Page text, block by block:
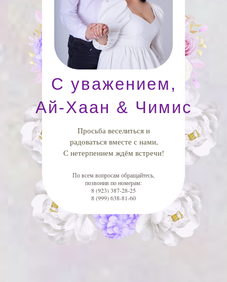
Просьба веселиться и
радоваться вместе с нами,
С нетерпением ждём встречи!
С уважением,
Ай-Хаан & Чимис
По всем вопросам обращайтесь,
позвонив по номерам:
8 (923) 387-28-25
8 (999) 638-81-60